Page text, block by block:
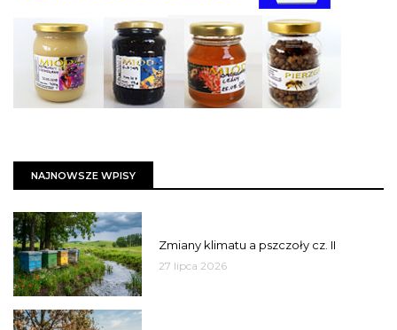
NAJNOWSZE WPISY
Zmiany klimatu a pszczoły cz. II
27 lipca 2026